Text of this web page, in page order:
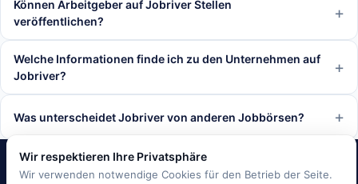
Können Arbeitgeber auf Jobriver Stellen
veröffentlichen?
Welche Informationen finde ich zu den Unternehmen auf
Jobriver?
Was unterscheidet Jobriver von anderen Jobbörsen?
Wir respektieren Ihre Privatsphäre
Wir verwenden notwendige Cookies für den Betrieb der Seite.